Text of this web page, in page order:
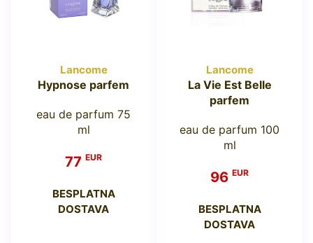
Lancome
Hypnose parfem
eau de parfum 75
ml
77 EUR
BESPLATNA
DOSTAVA
Lancome
La Vie Est Belle
parfem
eau de parfum 100
ml
96 EUR
BESPLATNA
DOSTAVA